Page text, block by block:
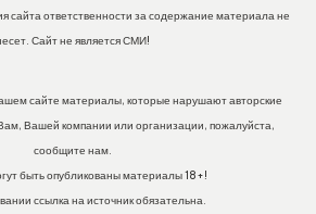
сайта ответственности за содержание материала не
Сайт не является СМИ!
сайте материалы, которые нарушают авторские
Вашей компании или организации, пожалуйста,
сообщите нам.
быть опубликованы материалы 18+!
ссылка на источник обязательна.